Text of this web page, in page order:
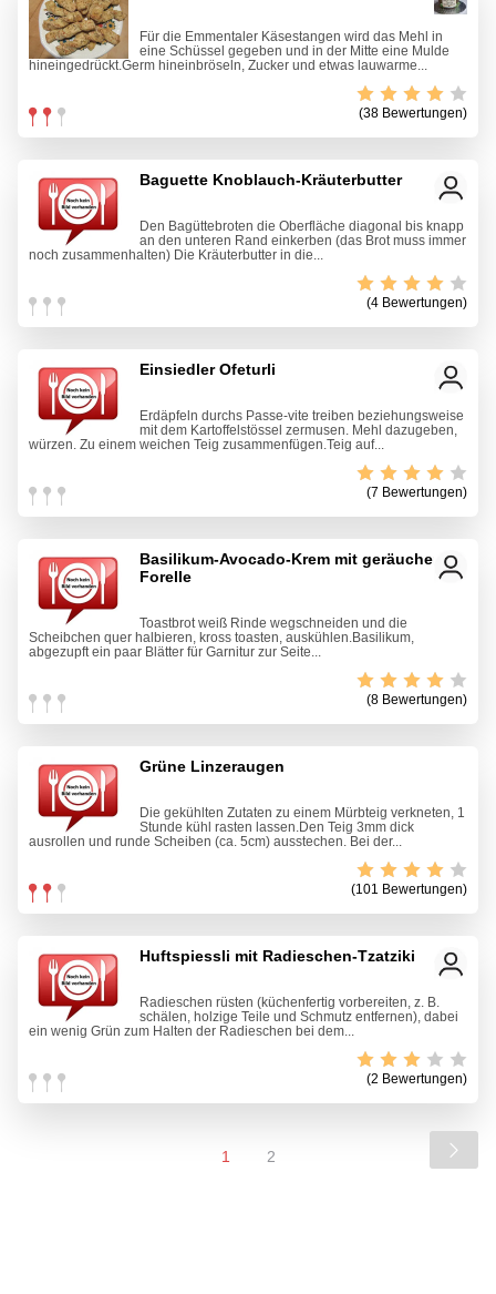
Für die Emmentaler Käsestangen wird das Mehl in
eine Schüssel gegeben und in der Mitte eine Mulde
hineingedrückt.Germ hineinbröseln, Zucker und etwas lauwarme...
(38 Bewertungen)
Baguette Knoblauch-Kräuterbutter
Den Bagüttebroten die Oberfläche diagonal bis knapp
an den unteren Rand einkerben (das Brot muss immer
noch zusammenhalten) Die Kräuterbutter in die...
(4 Bewertungen)
Einsiedler Ofeturli
Erdäpfeln durchs Passe-vite treiben beziehungsweise
mit dem Kartoffelstössel zermusen. Mehl dazugeben,
würzen. Zu einem weichen Teig zusammenfügen.Teig auf...
(7 Bewertungen)
Basilikum-Avocado-Krem mit geräucherter
Forelle
Toastbrot weiß Rinde wegschneiden und die
Scheibchen quer halbieren, kross toasten, auskühlen.Basilikum,
abgezupft ein paar Blätter für Garnitur zur Seite...
(8 Bewertungen)
Grüne Linzeraugen
Die gekühlten Zutaten zu einem Mürbteig verkneten, 1
Stunde kühl rasten lassen.Den Teig 3mm dick
ausrollen und runde Scheiben (ca. 5cm) ausstechen. Bei der...
(101 Bewertungen)
Huftspiessli mit Radieschen-Tzatziki
Radieschen rüsten (küchenfertig vorbereiten, z. B.
schälen, holzige Teile und Schmutz entfernen), dabei
ein wenig Grün zum Halten der Radieschen bei dem...
(2 Bewertungen)
1 2